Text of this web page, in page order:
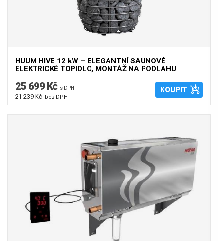
HUUM HIVE 12 kW – ELEGANTNÍ SAUNOVÉ
ELEKTRICKÉ TOPIDLO, MONTÁŽ NA PODLAHU
25 699 Kč s DPH
21 239 Kč bez DPH
KOUPIT